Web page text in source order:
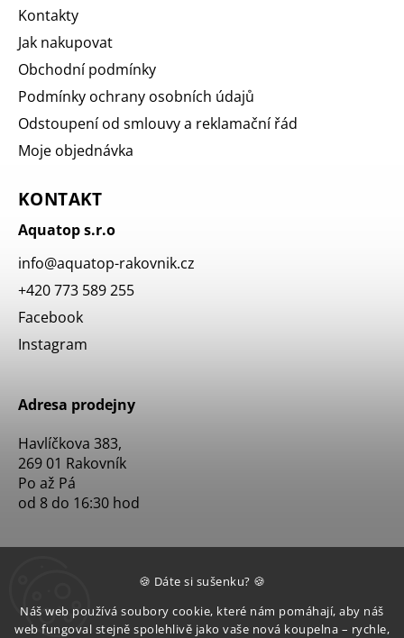
🍪 Dáte si sušenku? 🍪
Náš web používá soubory cookie, které nám pomáhají, aby náš
web fungoval stejně spolehlivě jako vaše nová koupelna – rychle,
Kontakty
Jak nakupovat
Obchodní podmínky
Podmínky ochrany osobních údajů
Odstoupení od smlouvy a reklamační řád
Moje objednávka
KONTAKT
Aquatop s.r.o
info@aquatop-rakovnik.cz
+420 773 589 255
Facebook
Instagram
Adresa prodejny
Havlíčkova 383,
269 01 Rakovník
Po až Pá
od 8 do 16:30 hod